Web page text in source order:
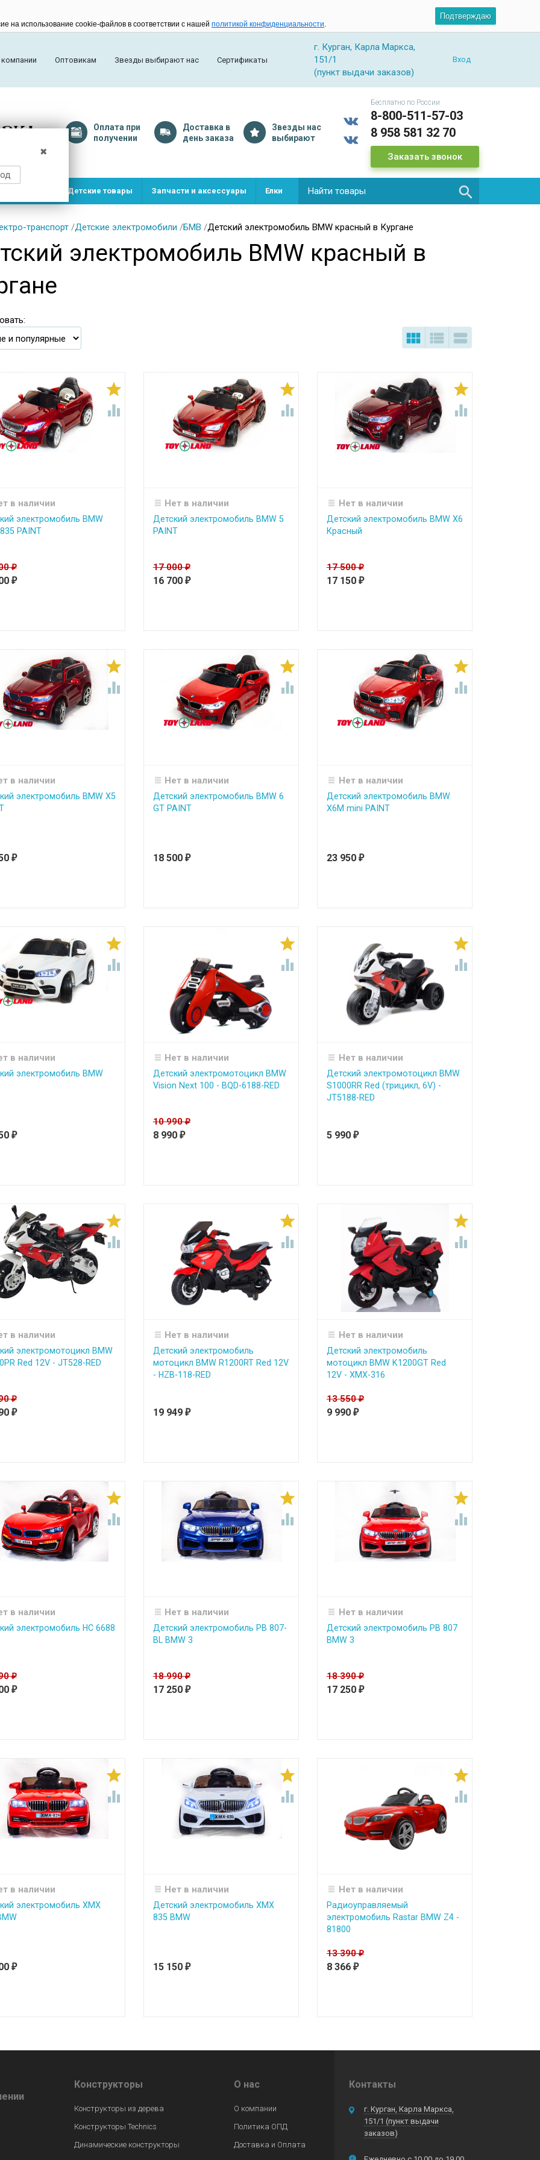
на использование cookie-файлов в соответствии с нашей политикой конфиденциальности.
Подтверждаю
Оптовикам Звезды выбирают нас Сертификаты
г. Курган, Карла Маркса,
151/1
(пункт выдачи заказов)
Вход
✖
Оплата при
получении
Доставка в
день заказа
Звезды нас
выбирают
Бесплатно по России
8-800-511-57-03
8 958 581 32 70
Заказать звонок
Детские товары Запчасти и аксессуары Елки 
транспорт /Детские электромобили /БМВ /Детский электромобиль BMW красный в Кургане
электромобиль BMW красный в
  


в наличии
электромобиль BMW
PAINT
₽
₽


Нет в наличии
Детский электромобиль BMW 5
PAINT
17 000₽
16 700 ₽


Нет в наличии
Детский электромобиль BMW X6
Красный
17 500₽
17 150 ₽


в наличии
электромобиль BMW X5
₽


Нет в наличии
Детский электромобиль BMW 6
GT PAINT
18 500 ₽


Нет в наличии
Детский электромобиль BMW
X6M mini PAINT
23 950 ₽


в наличии
электромобиль BMW
₽


Нет в наличии
Детский электромотоцикл BMW
Vision Next 100 - BQD-6188-RED
10 990₽
8 990 ₽


Нет в наличии
Детский электромотоцикл BMW
S1000RR Red (трицикл, 6V) -
JT5188-RED
5 990 ₽


в наличии
электромотоцикл BMW
Red 12V - JT528-RED
₽
₽


Нет в наличии
Детский электромобиль
мотоцикл BMW R1200RT Red 12V
- HZB-118-RED
19 949 ₽


Нет в наличии
Детский электромобиль
мотоцикл BMW K1200GT Red
12V - XMX-316
13 550₽
9 990 ₽


в наличии
электромобиль HC 6688
₽
₽


Нет в наличии
Детский электромобиль PB 807-
BL BMW 3
18 990₽
17 250 ₽


Нет в наличии
Детский электромобиль PB 807
BMW 3
18 390₽
17 250 ₽


в наличии
электромобиль XMX
₽


Нет в наличии
Детский электромобиль XMX
835 BMW
15 150 ₽


Нет в наличии
Радиоуправляемый
электромобиль Rastar BMW Z4 -
81800
13 390₽
8 366 ₽
Контакты
г. Курган, Карла Маркса,
151/1 (пункт выдачи
заказов)
Конструкторы
Конструкторы из дерева
Конструкторы Technics
Динамические конструкторы
О нас
О компании
Политика ОПД
Доставка и Оплата